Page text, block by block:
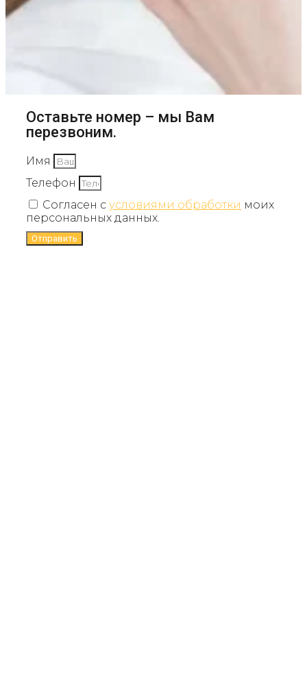
Оставьте номер – мы Вам
перезвоним.
Имя
Телефон
Согласен с условиями обработки моих
персональных данных.
Отправить